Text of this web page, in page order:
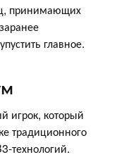
принимающих
главное.
игрок, который
традиционного
технологий.